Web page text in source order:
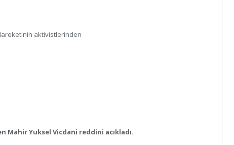
aktivistlerinden
Yuksel Vicdani reddini acıkladı.